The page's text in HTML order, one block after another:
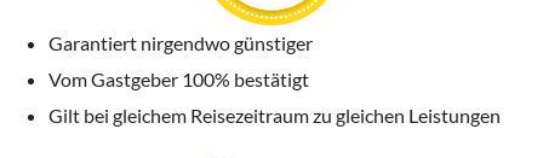
Garantiert nirgendwo günstiger
Vom Gastgeber 100% bestätigt
Gilt bei gleichem Reisezeitraum zu gleichen Leistungen